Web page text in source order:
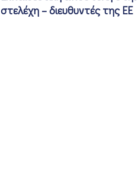
στελέχη – διευθυντές της ΕΕ